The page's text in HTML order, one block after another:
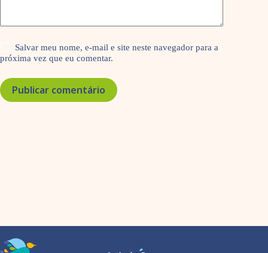
Salvar meu nome, e-mail e site neste navegador para a
próxima vez que eu comentar.
Publicar comentário